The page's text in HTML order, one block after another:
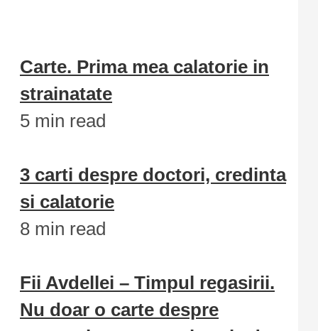
Carte. Prima mea calatorie in
strainatate
5 min read
3 carti despre doctori, credinta
si calatorie
8 min read
Fii Avdellei – Timpul regasirii.
Nu doar o carte despre